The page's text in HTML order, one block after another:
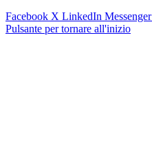
Facebook X LinkedIn Messenger
Pulsante per tornare all'inizio